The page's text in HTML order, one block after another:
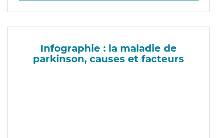
Infographie : la maladie de
parkinson, causes et facteurs